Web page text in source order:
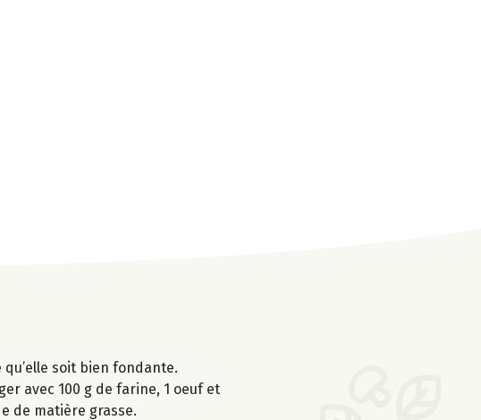
soit bien fondante.
avec 100 g de farine, 1 oeuf et
de matière grasse.